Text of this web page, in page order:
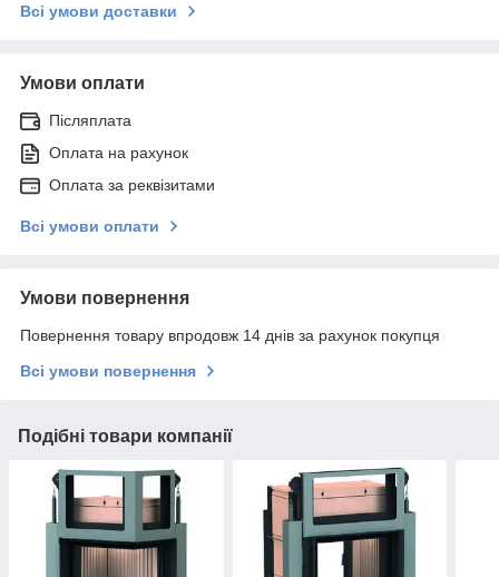
Всі умови доставки
Умови оплати
Післяплата
Оплата на рахунок
Оплата за реквізитами
Всі умови оплати
Умови повернення
Повернення товару впродовж 14 днів за рахунок покупця
Всі умови повернення
Подібні товари компанії